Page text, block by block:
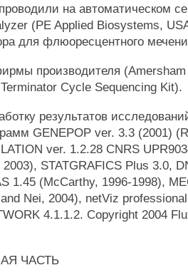
на автоматическом
(PE Applied Biosystems,
для флюоресцентного
производителя
Cycle Sequencing Kit).
результатов
GENEPOP ver. 3.3 (2001)
ver. 1.2.28 CNRS
STATGRAFICS Plus 3.0,
1.45 (McCarthy, 1996-1998),
Nei, 2004), netViz
4.1.1.2. Copyright 2004
ЧАСТЬ